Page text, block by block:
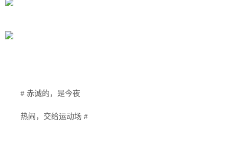
# 赤诚的，是今夜
热闹，交给运动场 #